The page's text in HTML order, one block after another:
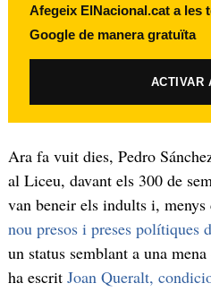
Afegeix ElNacional.cat a les
Google de manera gratuïta
ACTIVAR
Ara fa vuit dies, Pedro
al Liceu, davant els 300 de
van beneir els indults i, menys
nou presos i preses polítiques
un status semblant a una
ha escrit Joan Queralt,